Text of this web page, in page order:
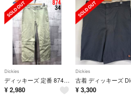
Dickies
ディッキーズ 定番 874 ワークパンツ 34 ベージュ Dickies
¥ 2,980
Dickies
¥ 3,300